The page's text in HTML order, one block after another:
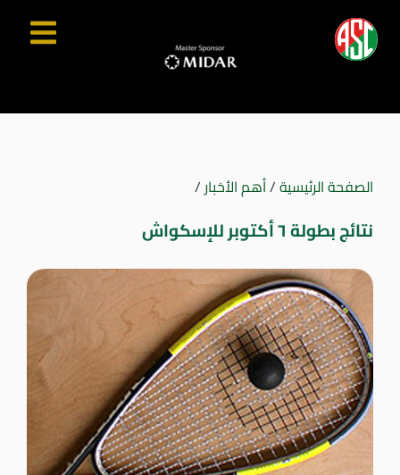
الصفحة الرئيسية/أهم الأخبار/
نتائج بطولة ٦ أكتوبر للإسكواش